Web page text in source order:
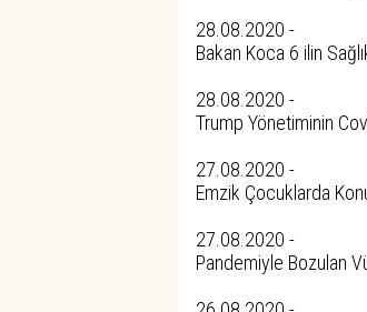
28.08.2020 -
Bakan Koca 6 ilin
28.08.2020 -
Trump Yönetiminin
27.08.2020 -
Emzik Çocuklarda
27.08.2020 -
Pandemiyle Bozulan